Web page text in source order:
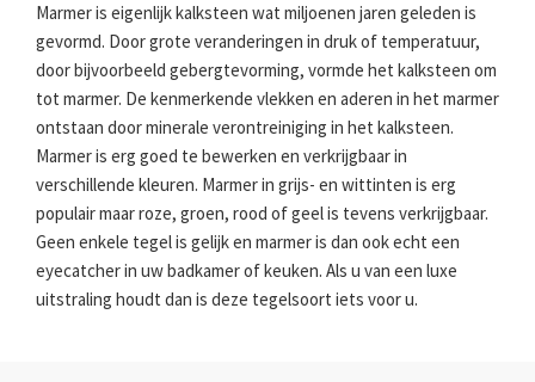
Marmer is eigenlijk kalksteen wat miljoenen jaren geleden is
gevormd. Door grote veranderingen in druk of temperatuur,
door bijvoorbeeld gebergtevorming, vormde het kalksteen om
tot marmer. De kenmerkende vlekken en aderen in het marmer
ontstaan door minerale verontreiniging in het kalksteen.
Marmer is erg goed te bewerken en verkrijgbaar in
verschillende kleuren. Marmer in grijs- en wittinten is erg
populair maar roze, groen, rood of geel is tevens verkrijgbaar.
Geen enkele tegel is gelijk en marmer is dan ook echt een
eyecatcher in uw badkamer of keuken. Als u van een luxe
uitstraling houdt dan is deze tegelsoort iets voor u.